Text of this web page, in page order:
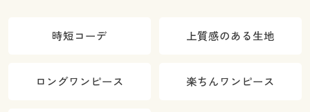
時短コーデ 上質感のある生地
ロングワンピース 楽ちんワンピース